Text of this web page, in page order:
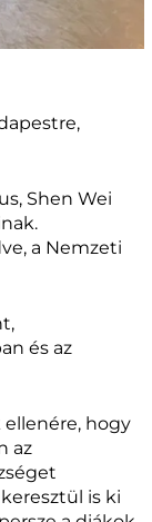
Shen Wei
a Nemzeti
és az
hogy
az
is ki